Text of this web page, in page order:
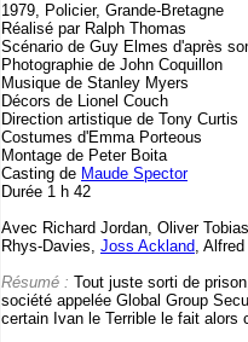
1979, Policier, Grande-Bretagne
Réalisé par Ralph Thomas
Scénario de Guy Elmes d'après
Photographie de John Coquillon
Musique de Stanley Myers
Décors de Lionel Couch
Direction artistique de Tony Curtis
Costumes d'Emma Porteous
Montage de Peter Boita
Casting de Maude Spector
Durée 1 h 42
Avec Richard Jordan, Oliver
Rhys-Davies, Joss Ackland,
Résumé : Tout juste sorti de
société appelée Global Group
certain Ivan le Terrible le fait alors